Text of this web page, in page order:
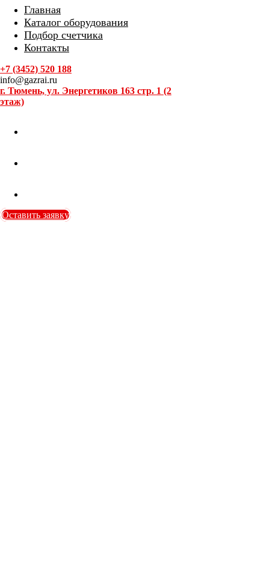
Главная
Каталог оборудования
Подбор счетчика
Контакты
+7 (3452) 520 188
info@gazrai.ru
г. Тюмень, ул. Энергетиков 163 стр. 1 (2
этаж)
Оставить заявку